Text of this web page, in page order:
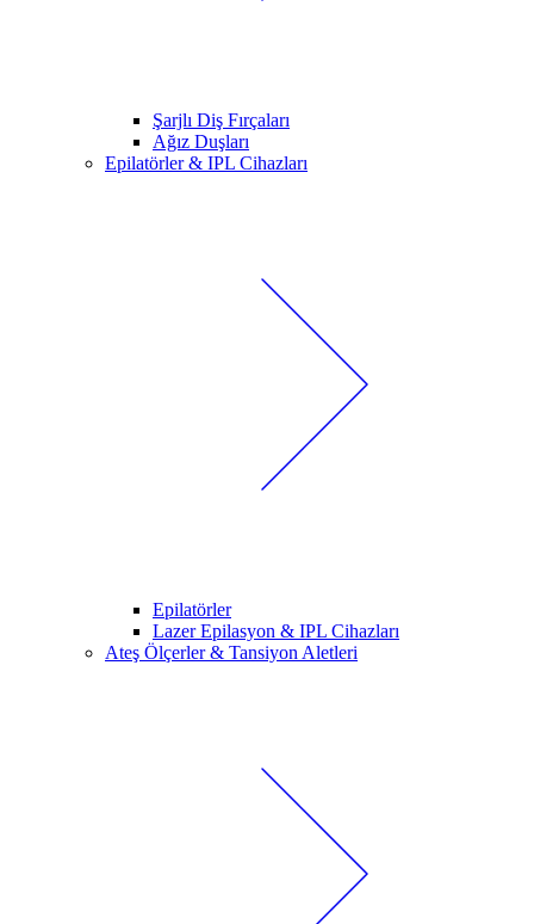
Şarjlı Diş Fırçaları
Ağız Duşları
Epilatörler & IPL Cihazları
Epilatörler
Lazer Epilasyon & IPL Cihazları
Ateş Ölçerler & Tansiyon Aletleri